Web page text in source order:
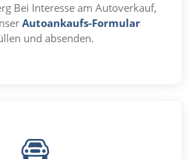
Bei Interesse am Autoverkauf,
Autoankaufs-Formular
und absenden.